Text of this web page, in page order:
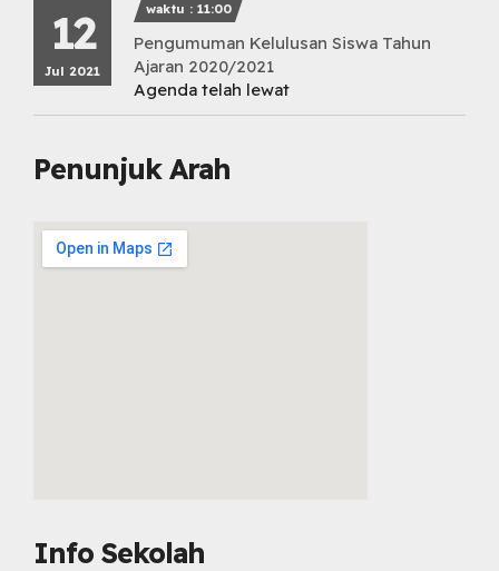
12
Jul 2021
waktu : 11:00
Pengumuman Kelulusan Siswa Tahun
Ajaran 2020/2021
Agenda telah lewat
Penunjuk Arah
Info Sekolah